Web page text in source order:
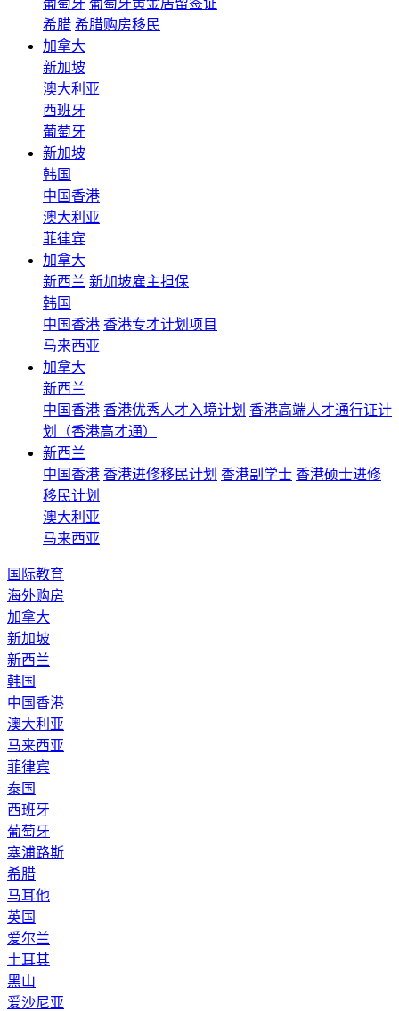
葡萄牙 葡萄牙黄金居留签证
希腊 希腊购房移民
加拿大
新加坡
澳大利亚
西班牙
葡萄牙
新加坡
韩国
中国香港
澳大利亚
菲律宾
加拿大
新西兰 新加坡雇主担保
韩国
中国香港 香港专才计划项目
马来西亚
加拿大
新西兰
中国香港 香港优秀人才入境计划 香港高端人才通行证计
划（香港高才通）
新西兰
中国香港 香港进修移民计划 香港副学士 香港硕士进修
移民计划
澳大利亚
马来西亚
国际教育
海外购房
加拿大
新加坡
新西兰
韩国
中国香港
澳大利亚
马来西亚
菲律宾
泰国
西班牙
葡萄牙
塞浦路斯
希腊
马耳他
英国
爱尔兰
土耳其
黑山
爱沙尼亚